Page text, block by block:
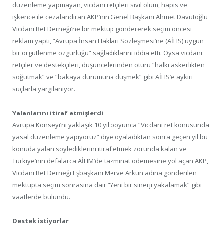
düzenleme yapmayan, vicdani retçileri sivil ölüm, hapis ve
işkence ile cezalandıran AKP’nin Genel Başkanı Ahmet Davutoğlu
Vicdani Ret Derneği’ne bir mektup göndererek seçim öncesi
reklam yaptı, “Avrupa İnsan Hakları Sözleşmesi’ne (AİHS) uygun
bir örgütlenme özgürlüğü” sağladıklarını iddia etti. Oysa vicdani
retçiler ve destekçileri, düşüncelerinden ötürü “halkı askerlikten
soğutmak” ve “bakaya durumuna düşmek” gibi AİHS’e aykırı
suçlarla yargılanıyor.
Yalanlarını itiraf etmişlerdi
Avrupa Konseyi’ni yaklaşık 10 yıl boyunca “Vicdani ret konusunda
yasal düzenleme yapıyoruz” diye oyaladıktan sonra geçen yıl bu
konuda yalan söylediklerini itiraf etmek zorunda kalan ve
Türkiye’nin defalarca AİHM’de tazminat ödemesine yol açan AKP,
Vicdani Ret Derneği Eşbaşkanı Merve Arkun adına gönderilen
mektupta seçim sonrasına dair “Yeni bir sinerji yakalamak” gibi
vaatlerde bulundu.
Destek istiyorlar